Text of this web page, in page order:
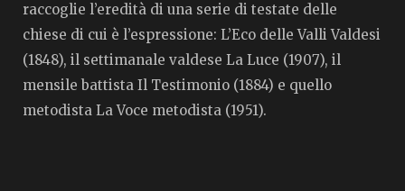
raccoglie l’eredità di una serie di testate delle
chiese di cui è l’espressione: L’Eco delle Valli Valdesi
(1848), il settimanale valdese La Luce (1907), il
mensile battista Il Testimonio (1884) e quello
metodista La Voce metodista (1951).